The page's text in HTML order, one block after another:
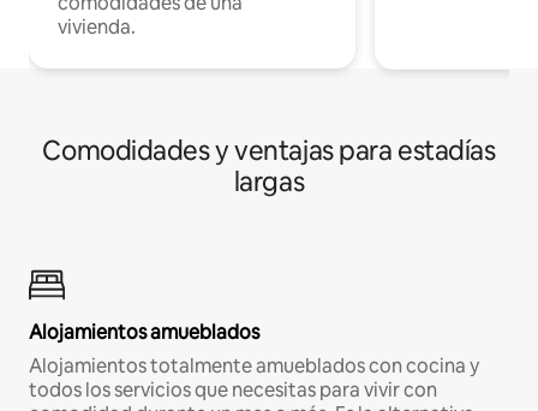
vivienda.
Comodidades y ventajas para estadías
largas
Alojamientos amueblados
Alojamientos totalmente amueblados con cocina y
todos los servicios que necesitas para vivir con